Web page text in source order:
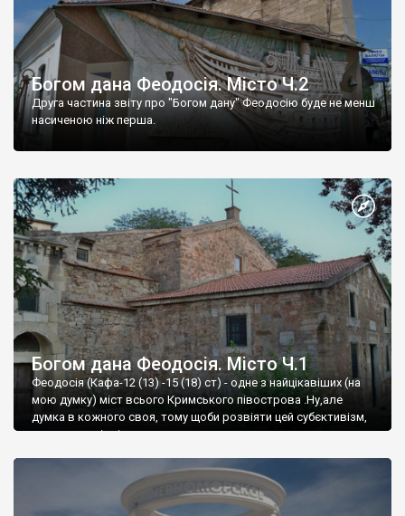
Богом дана Феодосія. Місто Ч.2
Друга частина звіту про "Богом дану" Феодосію буде не менш
насиченою ніж перша.
Богом дана Феодосія. Місто Ч.1
Феодосія (Кафа-12 (13) -15 (18) ст) - одне з найцікавіших (на
мою думку) міст всього Кримського півострова .Ну,але
думка в кожного своя, тому щоби розвіяти цей субєктивізм,
запрошую відвідати це